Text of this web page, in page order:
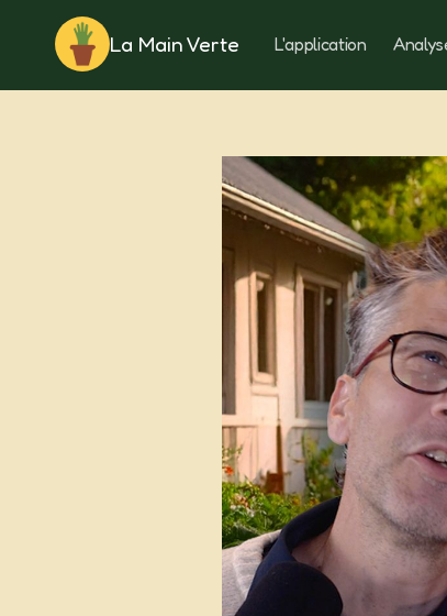
La Main Verte L'application
Rotation